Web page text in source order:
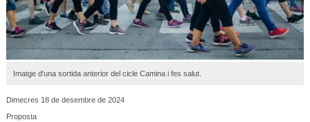
Imatge d'una sortida anterior del cicle Camina i fes salut.
Dimecres 18 de desembre de 2024
Proposta